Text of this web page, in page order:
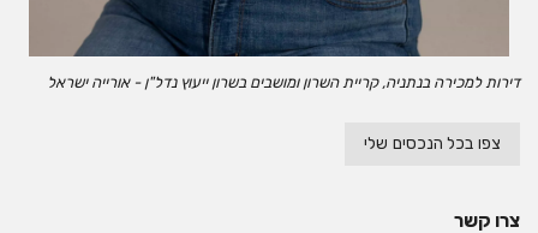
דירות למכירה בנתניה, קריית השרון ומושבים בשרון ייעוץ נדל"ן - אורייה ישראל
צפו בכל הנכסים שלי
צרו קשר